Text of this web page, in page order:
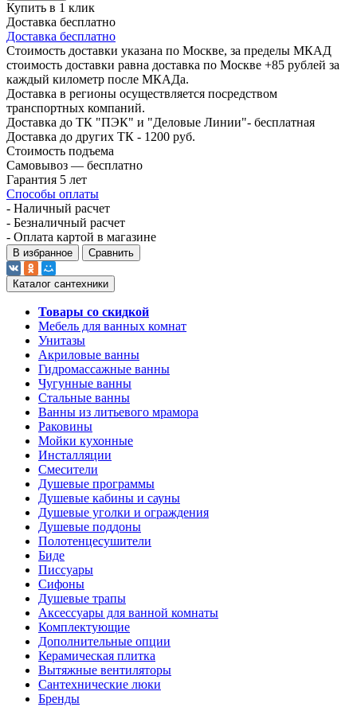
Купить в 1 клик
Доставка бесплатно
Доставка бесплатно
Стоимость доставки указана по Москве, за пределы МКАД
стоимость доставки равна доставка по Москве +85 рублей за
каждый километр после МКАДа.
Доставка в регионы осуществляется посредством
транспортных компаний.
Доставка до ТК "ПЭК" и "Деловые Линии"- бесплатная
Доставка до других ТК - 1200 руб.
Стоимость подъема
Самовывоз — бесплатно
Гарантия 5 лет
Способы оплаты
- Наличный расчет
- Безналичный расчет
- Оплата картой в магазине
В избранное Сравнить
Каталог сантехники
Товары со скидкой
Мебель для ванных комнат
Унитазы
Акриловые ванны
Гидромассажные ванны
Чугунные ванны
Стальные ванны
Ванны из литьевого мрамора
Раковины
Мойки кухонные
Инсталляции
Смесители
Душевые программы
Душевые кабины и сауны
Душевые уголки и ограждения
Душевые поддоны
Полотенцесушители
Биде
Писсуары
Сифоны
Душевые трапы
Аксессуары для ванной комнаты
Комплектующие
Дополнительные опции
Керамическая плитка
Вытяжные вентиляторы
Сантехнические люки
Бренды